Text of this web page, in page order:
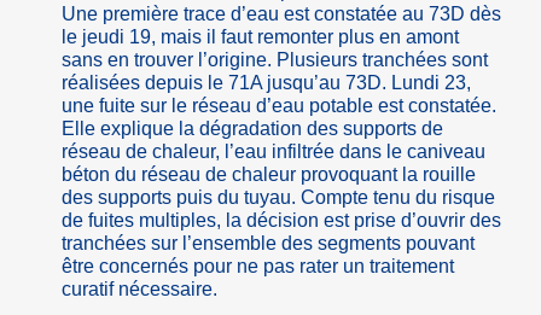
Une première trace d’eau est constatée au 73D dès
le jeudi 19, mais il faut remonter plus en amont
sans en trouver l’origine. Plusieurs tranchées sont
réalisées depuis le 71A jusqu’au 73D. Lundi 23,
une fuite sur le réseau d’eau potable est constatée.
Elle explique la dégradation des supports de
réseau de chaleur, l’eau infiltrée dans le caniveau
béton du réseau de chaleur provoquant la rouille
des supports puis du tuyau. Compte tenu du risque
de fuites multiples, la décision est prise d’ouvrir des
tranchées sur l’ensemble des segments pouvant
être concernés pour ne pas rater un traitement
curatif nécessaire.